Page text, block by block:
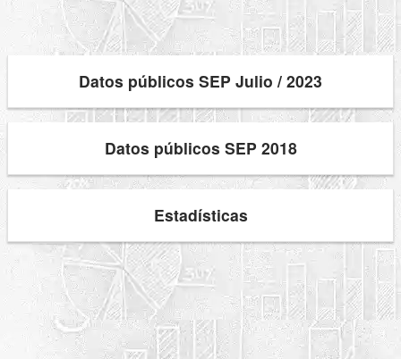
Datos públicos SEP Julio / 2023
Datos públicos SEP 2018
Estadísticas